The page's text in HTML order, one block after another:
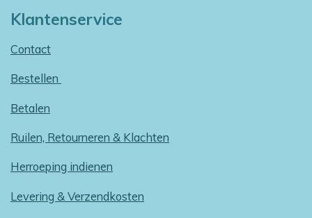
Klantenservice
Contact
Bestellen
Betalen
Ruilen, Retourneren & Klachten
Herroeping indienen
Levering & Verzendkosten